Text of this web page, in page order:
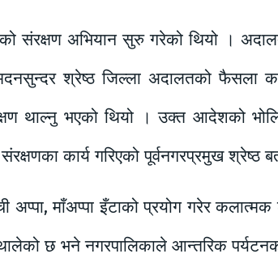
संरक्षण अभियान सुरु गरेको थियो ।
श्रेष्ठ जिल्ला अदालतको फैसला
थाल्नु भएको थियो । उक्त आदेशको
कार्य गरिएको पूर्वनगरप्रमुख श्रेष्ठ
माँअप्पा इँटाको प्रयोग गरेर कलात्मक
छ भने नगरपालिकाले आन्तरिक